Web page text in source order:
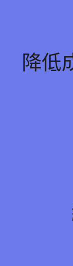
降低
降低
產品. 控制從
的注塑成型
認證節省能